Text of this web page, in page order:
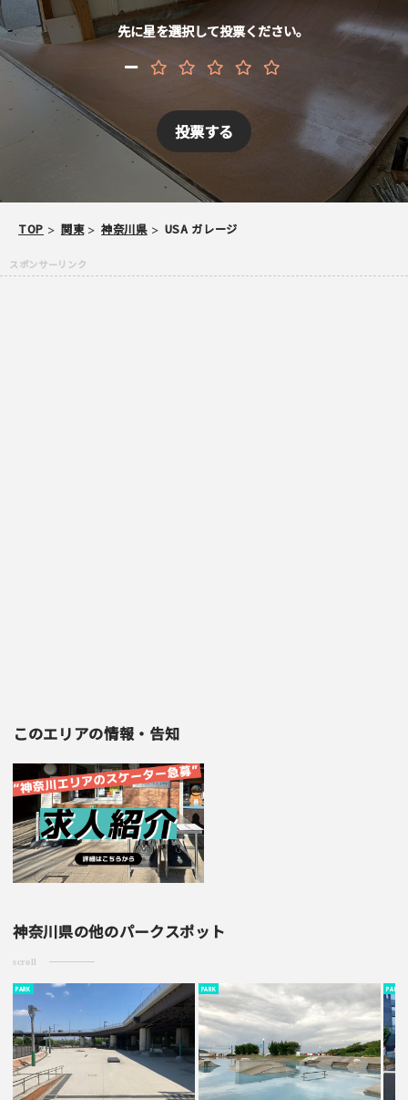
スパム防止のため「スケパ」と入力ください
・簡単なご感想の場合はコメント掲示板をご利用下さい。
先に星を選択して投票ください。
TOP 関東 神奈川県 USA ガレージ
このエリアの情報・告知
神奈川県の他のパークスポット
scroll
PARK PARK PARK